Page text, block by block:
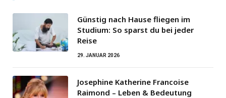
Günstig nach Hause fliegen im
Studium: So sparst du bei jeder
Reise
29. JANUAR 2026
Josephine Katherine Francoise
Raimond – Leben & Bedeutung